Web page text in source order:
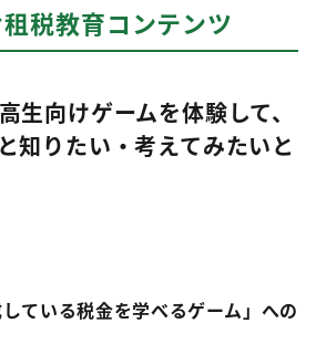
税教育コンテンツ
生向けゲームを体験して、
知りたい・考えてみたいと
している税金を学べるゲーム」への